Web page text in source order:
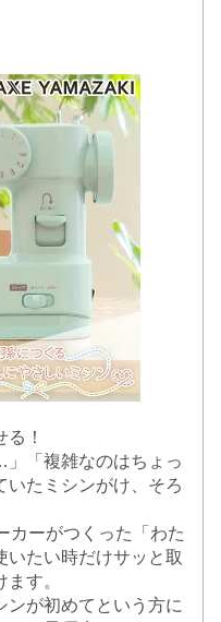
！
「複雑なのはちょっ
たミシンがけ、そろ
カーがつくった「わた
いたい時だけサッと取
す。
ンが初めてという方に